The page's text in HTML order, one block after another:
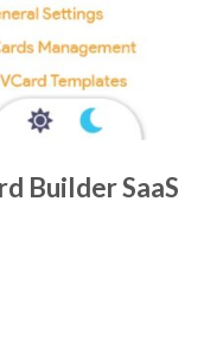
Builder SaaS